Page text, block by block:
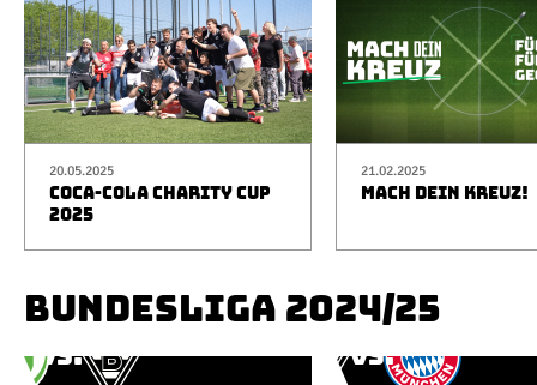
20.05.2025
COCA-COLA CHARITY CUP
2025
21.02.2025
MACH DEIN KREUZ!
BUNDESLIGA 2024/25